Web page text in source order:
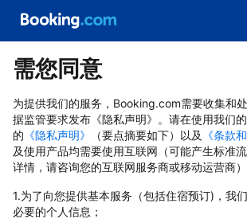
需您同意
为提供我们的服务，Booking.com需要收集和
据监管要求发布《隐私声明》。请在使用我们
的 《隐私声明》 （要点摘要如下）以及 《条款
及使用产品均需要使用互联网（可能产生标准
详情，请咨询您的互联网服务商或移动运营商）
1.为了向您提供基本服务（包括住宿预订)，我
必要的个人信息；